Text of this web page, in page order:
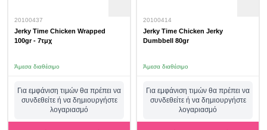
20100437
Jerky Time Chicken Wrapped
100gr - 7τμχ
Άμεσα διαθέσιμο
Για εμφάνιση τιμών θα πρέπει να
συνδεθείτε ή να δημιουργήστε
λογαριασμό
20100414
Jerky Time Chicken Jerky
Dumbbell 80gr
Άμεσα διαθέσιμο
Για εμφάνιση τιμών θα πρέπει να
συνδεθείτε ή να δημιουργήστε
λογαριασμό